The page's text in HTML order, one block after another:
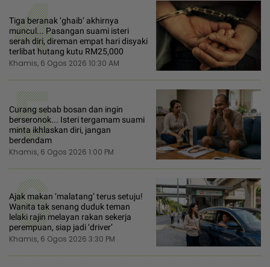
4
Tiga beranak ‘ghaib‘ akhirnya
muncul... Pasangan suami isteri
serah diri, direman empat hari disyaki
terlibat hutang kutu RM25,000
Khamis, 6 Ogos 2026 10:30 AM
5
Curang sebab bosan dan ingin
berseronok... Isteri tergamam suami
minta ikhlaskan diri, jangan
berdendam
Khamis, 6 Ogos 2026 1:00 PM
6
Ajak makan ‘malatang’ terus setuju!
Wanita tak senang duduk teman
lelaki rajin melayan rakan sekerja
perempuan, siap jadi ‘driver’
Khamis, 6 Ogos 2026 3:30 PM